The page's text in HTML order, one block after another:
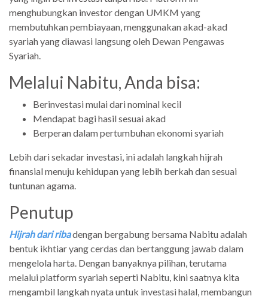
menghubungkan investor dengan UMKM yang
membutuhkan pembiayaan, menggunakan akad-akad
syariah yang diawasi langsung oleh Dewan Pengawas
Syariah.
Melalui Nabitu, Anda bisa:
Berinvestasi mulai dari nominal kecil
Mendapat bagi hasil sesuai akad
Berperan dalam pertumbuhan ekonomi syariah
Lebih dari sekadar investasi, ini adalah langkah hijrah
finansial menuju kehidupan yang lebih berkah dan sesuai
tuntunan agama.
Penutup
Hijrah dari ribadengan bergabung bersama Nabitu adalah
bentuk ikhtiar yang cerdas dan bertanggung jawab dalam
mengelola harta. Dengan banyaknya pilihan, terutama
melalui platform syariah seperti Nabitu, kini saatnya kita
mengambil langkah nyata untuk investasi halal, membangun